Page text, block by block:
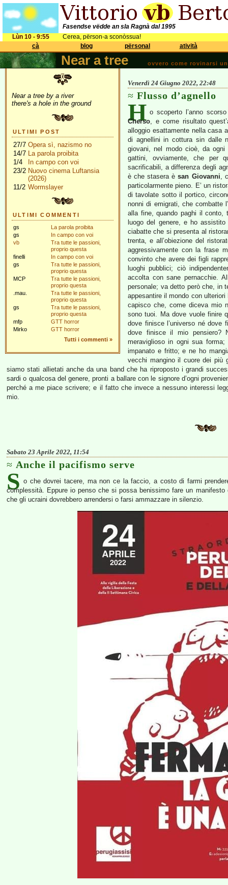
Fasendse vëdde an sla Ragnà dal 1995
Lùn 10 - 9:55
Cerea, përson-a sconòssua!
cà
blog përsonal atività
Near a tree ovvero come rovinarsi
Near a tree by a river
there's a hole in the ground
ULTIMI POST
27/7 Opera sì, nazismo no
14/7 La parola proibita
1/4
In campo con voi
23/2 Nuovo cinema Luftansia
(2026)
11/2 Wormslayer
ULTIMI COMMENTI
gs
La parola proibita
gs
In campo con voi
vb
Tra tutte le passioni,
proprio questa
finelli
In campo con voi
gs
Tra tutte le passioni,
proprio questa
MCP
Tra tutte le passioni,
proprio questa
.mau.
Tra tutte le passioni,
proprio questa
gs
Tra tutte le passioni,
proprio questa
mfp
GTT horror
Mirko
GTT horror
Tutti i commenti »
Venerdì 24 Giugno 2022, 22:48
Flusso d’agnello
H o scoperto l’anno
Cherso, e come risultato
alloggio esattamente nella casa
di agnellini in cottura sin dalle
giovani, nel modo cioè, da
gattini, ovviamente, che per
sacrificabili, a differenza degli
è che stasera èsan Giovanni,
particolarmente pieno. E’ un
di tavolate sotto il portico,
nonni di emigrati, che combatte
alla fine, quando paghi il conto,
luogo del genere, e ho
ciabatte che si presenta al
trenta, e all’obiezione del
aggressivamente con la frase
convinto che avere dei figli
luoghi pubblici; ciò
accolta con sane pernacchie.
personale; va detto però che, in
appesantire il mondo con
capisco che, come diceva mio
sono tuoi. Ma dove vuole finire
dove finisce l’universo né
dove finisce il mio pensiero?
meraviglioso in ogni sua
impanato e fritto; e ne ho
vecchi mangino il cuore dei più
siamo stati allietati anche da una band che ha riproposto i grandi
sardi o qualcosa del genere, pronti a ballare con le signore d’ogni
perché a me piace scrivere; e il fatto che invece a nessuno interessi
mio.
Sabato 23 Aprile 2022, 11:54
Anche il pacifismo serve
S o che dovrei tacere, ma non ce la faccio, a costo di farmi
complessità. Eppure io penso che si possa benissimo fare un
che gli ucraini dovrebbero arrendersi o farsi ammazzare in silenzio.